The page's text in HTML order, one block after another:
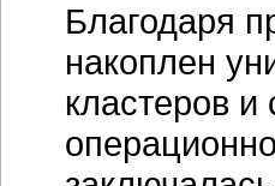
Благодаря
накоплен
кластеров